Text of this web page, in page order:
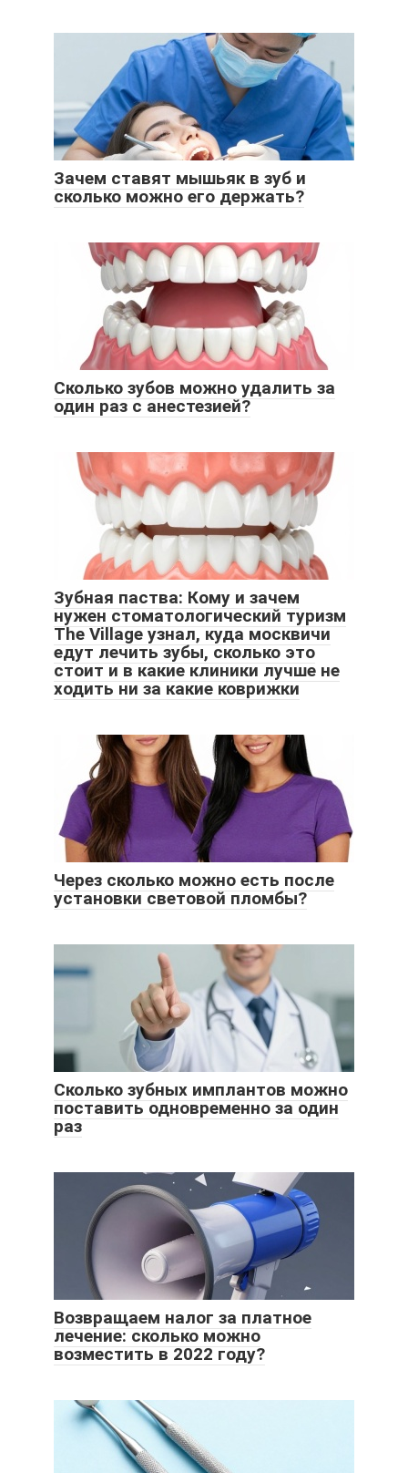
Зачем ставят мышьяк в зуб и
сколько можно его держать?
Сколько зубов можно удалить за
один раз с анестезией?
Зубная паства: Кому и зачем
нужен стоматологический туризм
The Village узнал, куда москвичи
едут лечить зубы, сколько это
стоит и в какие клиники лучше не
ходить ни за какие коврижки
Через сколько можно есть после
установки световой пломбы?
Сколько зубных имплантов можно
поставить одновременно за один
раз
Возвращаем налог за платное
лечение: сколько можно
возместить в 2022 году?